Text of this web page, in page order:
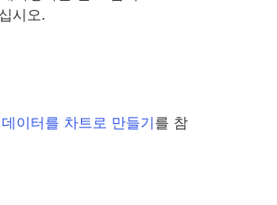
시오.
이터를 차트로 만들기를 참